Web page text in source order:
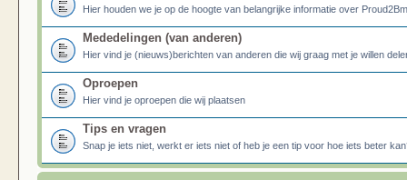
Hier houden we je op de hoogte van belangrijke informatie over
Mededelingen (van anderen)
Hier vind je (nieuws)berichten van anderen die wij graag met je willen
Oproepen
Hier vind je oproepen die wij plaatsen
Tips en vragen
Snap je iets niet, werkt er iets niet of heb je een tip voor hoe iets beter